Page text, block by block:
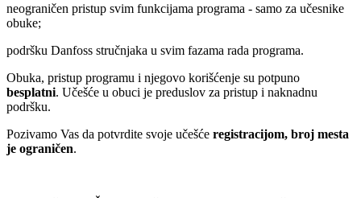
neograničen pristup svim funkcijama programa - samo za učesnike
obuke;
podršku Danfoss stručnjaka u svim fazama rada programa.
Obuka, pristup programu i njegovo korišćenje su potpuno
besplatni. Učešće u obuci je preduslov za pristup i naknadnu
podršku.
Pozivamo Vas da potvrdite svoje učešće registracijom, broj mesta
je ograničen.